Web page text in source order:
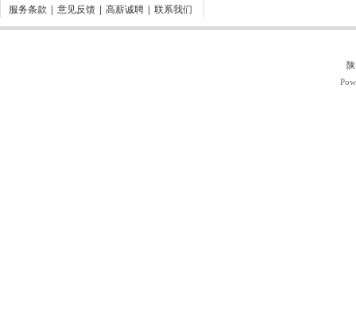
服务条款
意见反馈 高薪诚聘 联系我们